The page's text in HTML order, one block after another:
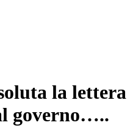
la lettera
governo…..